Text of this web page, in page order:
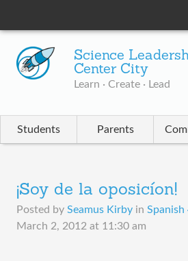
Science
Center City
Learn · Create · Lead
Students Parents
¡Soy de la oposicíon!
Posted by Seamus Kirby in Spanish
March 2, 2012 at 11:30 am